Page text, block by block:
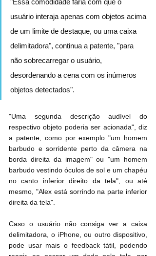
usuário interaja apenas com objetos acima
de um limite de destaque, ou uma caixa
delimitadora", continua a patente, "para
não sobrecarregar o usuário,
desordenando a cena com os inúmeros
objetos detectados".
"Uma segunda descrição audível do
respectivo objeto poderia ser acionada", diz
a patente, como por exemplo "um homem
barbudo e sorridente perto da câmera na
borda direita da imagem" ou "um homem
barbudo vestindo óculos de sol e um chapéu
no canto inferior direito da tela", ou até
mesmo, "Alex está sorrindo na parte inferior
direita da tela".
Caso o usuário não consiga ver a caixa
delimitadora, o iPhone, ou outro dispositivo,
pode usar mais o feedback tátil, podendo